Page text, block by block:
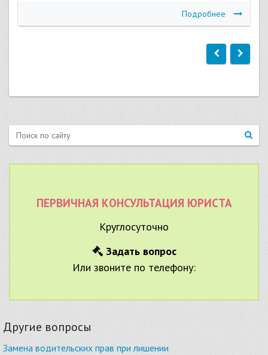
Подробнее
ПЕРВИЧНАЯ КОНСУЛЬТАЦИЯ ЮРИСТА
Круглосуточно
Задать вопрос
Или звоните по телефону:
Другие вопросы
Замена водительских прав при лишении